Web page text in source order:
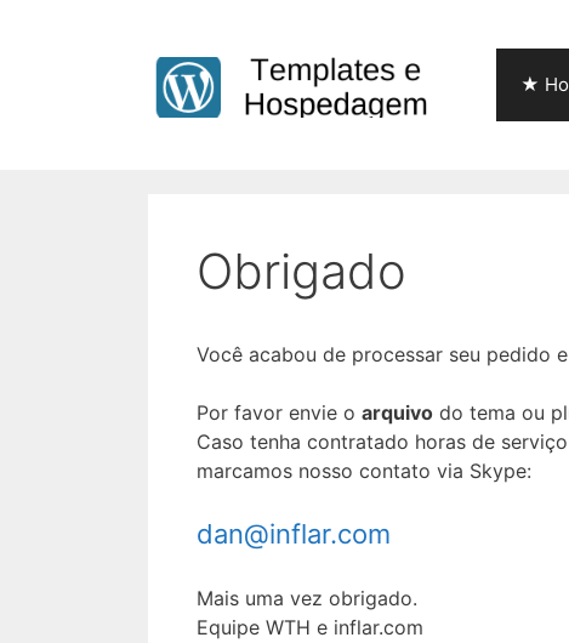
★
Obrigado
Você acabou de processar seu pedido
Por favor envie o arquivo do tema ou
Caso tenha contratado horas de
marcamos nosso contato via Skype:
dan@inflar.com
Mais uma vez obrigado.
Equipe WTH e inflar.com